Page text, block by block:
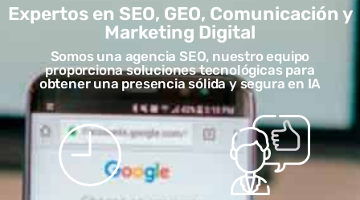
Expertos en SEO, GEO, Comunicación y
Marketing Digital
Somos una agencia SEO, nuestro equipo
proporciona soluciones tecnológicas para
obtener una presencia sólida y segura en IA